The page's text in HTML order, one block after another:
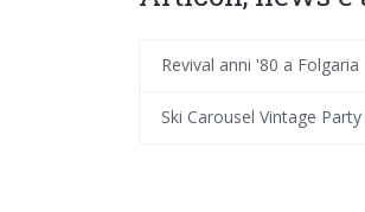
Revival anni '80 a Folgaria
Ski Carousel Vintage